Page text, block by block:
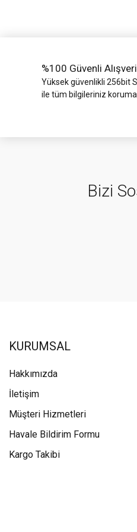
%100 Güvenli
Yüksek güvenlikli 256bit
ile tüm bilgileriniz koruma
Bizi
KURUMSAL
Hakkımızda
İletişim
Müşteri Hizmetleri
Havale Bildirim Formu
Kargo Takibi